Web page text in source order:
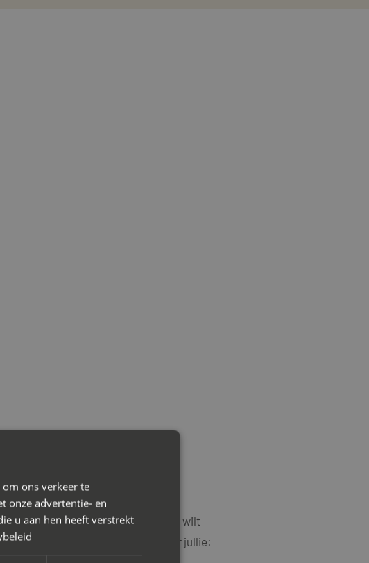
beheersen en oplopende conflicten wilt
scheiding in te schakelen wanneer jullie:
ons verkeer te
onze advertentie- en
u aan hen heeft verstrekt